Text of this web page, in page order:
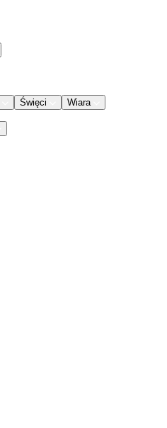
Święci Wiara